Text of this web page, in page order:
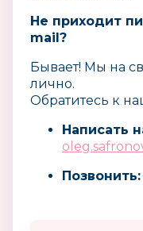
Не приходит
mail?
Бывает! Мы на
лично.
Обратитесь к
Написать
Позвонить: